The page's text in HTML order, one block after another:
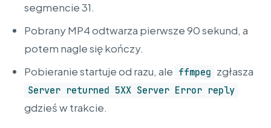
segmencie 31.
Pobrany MP4 odtwarza pierwsze 90 sekund, a
potem nagle się kończy.
Pobieranie startuje od razu, ale ffmpeg zgłasza
Server returned 5XX Server Error reply
gdzieś w trakcie.